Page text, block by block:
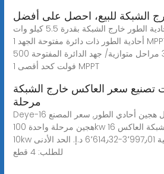
الشبكة للبيع، احصل على أفضل
بطارية حمض الرصاص أحادية الطور خارج الشبكة بقدرة 5.5 كيلو وات
أحادية الطور ذات دائرة مفتوحة الجهد 1 MPPT 5500 واط/ 230
فولت/ مرحلة واحدة/ 3 مراحل متوازية/ جهد الدائرة المفتوحة 500
فولت كحد أقصى 1 MPPT
سعر العاكس خارج الشبكة
مرحلة
Deye-محول هجين أحادي الطور, سعر المصنع 16kw deye عاكس
هجين مرحلة واحدة 100kw على قبالة الشبكة العاكس 16kw 12kw
10kw مع شهادة جودة عالية 3٬997٫01-‏6٬614٫32 د.إ.‏ الحد الأدنى
للطلب: 4 قطع